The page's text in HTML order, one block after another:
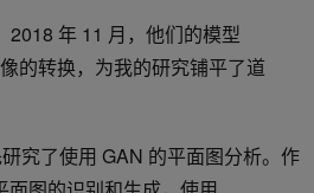
2018 年 11 月，他们的模型
的转换，为我的研究铺平了道
究了使用 GAN 的平面图分析。作